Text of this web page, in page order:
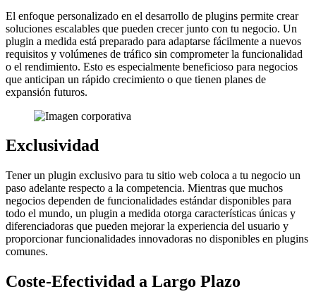
El enfoque personalizado en el desarrollo de plugins permite crear
soluciones escalables que pueden crecer junto con tu negocio. Un
plugin a medida está preparado para adaptarse fácilmente a nuevos
requisitos y volúmenes de tráfico sin comprometer la funcionalidad
o el rendimiento. Esto es especialmente beneficioso para negocios
que anticipan un rápido crecimiento o que tienen planes de
expansión futuros.
Exclusividad
Tener un plugin exclusivo para tu sitio web coloca a tu negocio un
paso adelante respecto a la competencia. Mientras que muchos
negocios dependen de funcionalidades estándar disponibles para
todo el mundo, un plugin a medida otorga características únicas y
diferenciadoras que pueden mejorar la experiencia del usuario y
proporcionar funcionalidades innovadoras no disponibles en plugins
comunes.
Coste-Efectividad a Largo Plazo